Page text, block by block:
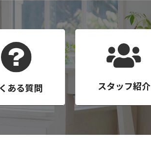
ある質問 スタッフ紹介